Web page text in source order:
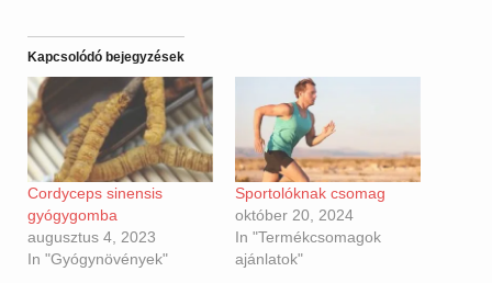
Kapcsolódó bejegyzések
Cordyceps sinensis
gyógygomba
augusztus 4, 2023
In "Gyógynövények"
Sportolóknak csomag
október 20, 2024
In "Termékcsomagok
ajánlatok"